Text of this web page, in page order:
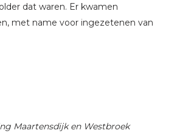
dat waren. Er kwamen
met name voor ingezetenen van
Maartensdijk en Westbroek